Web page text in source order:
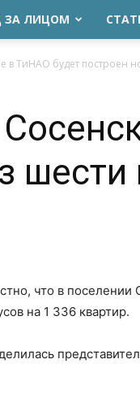
ЗА ЛИЦОМ
в ТиНАО будет построен
шести
что в
на 1 336 квартир.